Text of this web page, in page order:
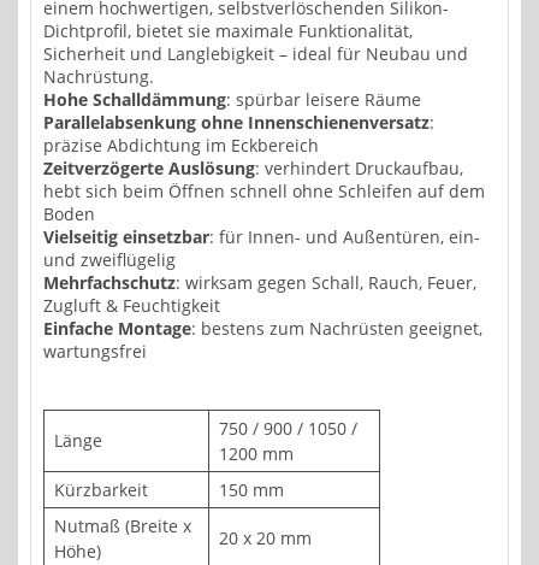
einem hochwertigen, selbstverlöschenden Silikon-
Dichtprofil, bietet sie maximale Funktionalität,
Sicherheit und Langlebigkeit – ideal für Neubau und
Nachrüstung.
Hohe Schalldämmung: spürbar leisere Räume
Parallelabsenkung ohne Innenschienenversatz:
präzise Abdichtung im Eckbereich
Zeitverzögerte Auslösung: verhindert Druckaufbau,
hebt sich beim Öffnen schnell ohne Schleifen auf dem
Boden
Vielseitig einsetzbar: für Innen- und Außentüren, ein-
und zweiflügelig
Mehrfachschutz: wirksam gegen Schall, Rauch, Feuer,
Zugluft & Feuchtigkeit
Einfache Montage: bestens zum Nachrüsten geeignet,
wartungsfrei
Länge
750 / 900 / 1050 /
1200 mm
Kürzbarkeit
150 mm
Nutmaß (Breite x
Höhe)
20 x 20 mm